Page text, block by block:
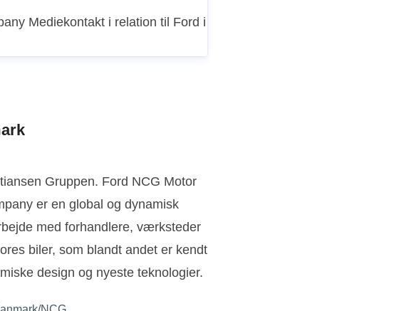
Mediekontakt i relation til Ford i
Gruppen. Ford NCG Motor
er en global og dynamisk
med forhandlere, værksteder
biler, som blandt andet er kendt
design og nyeste teknologier.